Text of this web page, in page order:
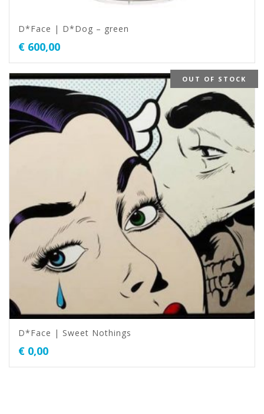
D*Face | D*Dog – green
€ 600,00
OUT OF STOCK
D*Face | Sweet Nothings
€ 0,00